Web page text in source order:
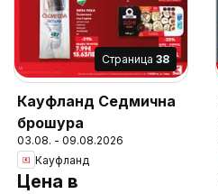
Cтраница 38
Кауфланд Седмична
брошура
03.08. - 09.08.2026
Кауфланд
Цена в